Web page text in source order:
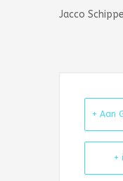
Jacco
+ Aan
+